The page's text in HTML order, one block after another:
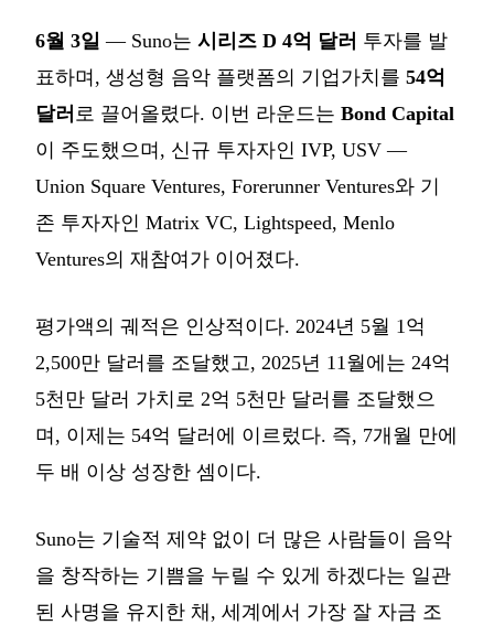
6월 3일 — Suno는 시리즈 D 4억 달러 투자를 발
표하며, 생성형 음악 플랫폼의 기업가치를 54억
달러 로 끌어올렸다. 이번 라운드는 Bond Capital
이 주도했으며, 신규 투자자인 IVP, USV —
Union Square Ventures, Forerunner Ventures와 기
존 투자자인 Matrix VC, Lightspeed, Menlo
Ventures의 재참여가 이어졌다.
평가액의 궤적은 인상적이다. 2024년 5월 1억
2,500만 달러를 조달했고, 2025년 11월에는 24억
5천만 달러 가치로 2억 5천만 달러를 조달했으
며, 이제는 54억 달러에 이르렀다. 즉, 7개월 만에
두 배 이상 성장한 셈이다.
Suno는 기술적 제약 없이 더 많은 사람들이 음악
을 창작하는 기쁨을 누릴 수 있게 하겠다는 일관
된 사명을 유지한 채, 세계에서 가장 잘 자금 조